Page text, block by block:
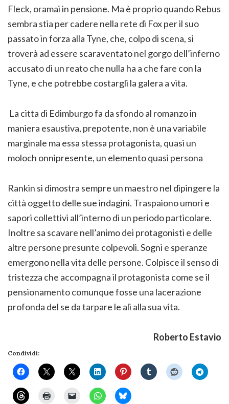
Fleck, oramai in pensione. Ma è proprio quando Rebus
sembra stia per cadere nella rete di Fox per il suo
passato in forza alla Tyne, che, colpo di scena, si
troverà ad essere scaraventato nel gorgo dell’inferno
accusato di un reato che nulla ha a che fare con la
Tyne, e che potrebbe costargli la galera a vita.
La citta di Edimburgo fa da sfondo al romanzo in
maniera esaustiva, prepotente, non è una variabile
marginale ma essa stessa protagonista, quasi un
moloch onnipresente, un elemento quasi persona
Rankin si dimostra sempre un maestro nel dipingere la
città oggetto delle sue indagini. Traspaiono umori e
sapori collettivi all’interno di un periodo particolare.
Inoltre sa scavare nell’animo dei protagonisti e delle
altre persone presunte colpevoli. Sogni e speranze
emergono nella vita delle persone. Colpisce il senso di
tristezza che accompagna il protagonista come se il
pensionamento comunque fosse una lacerazione
profonda del se da tarpare le ali alla sua vita.
Roberto Estavio
Condividi: